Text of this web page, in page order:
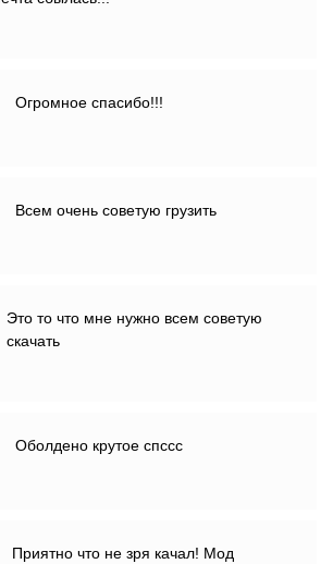
Огромное спасибо!!!
Всем очень советую грузить
Это то что мне нужно всем советую
скачать
Оболдено крутое спссс
Приятно что не зря качал! Мод